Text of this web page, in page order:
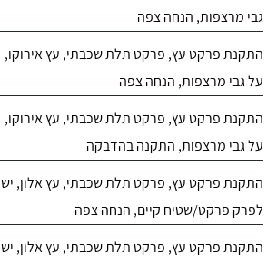
גבי מרצפות, הנחה צפה
התקנת פרקט עץ, פרקט תלת שכבתי, עץ אירוקו,
על גבי מרצפות, הנחה צפה
התקנת פרקט עץ, פרקט תלת שכבתי, עץ אירוקו,
על גבי מרצפות, התקנה בהדבקה
התקנת פרקט עץ, פרקט תלת שכבתי, עץ אלון, יש
לפרק פרקט/שטיח קיים, הנחה צפה
התקנת פרקט עץ, פרקט תלת שכבתי, עץ אלון, יש